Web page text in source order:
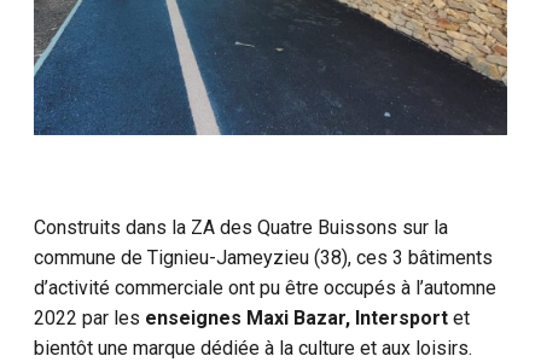
Construits dans la ZA des Quatre Buissons sur la
commune de Tignieu-Jameyzieu (38), ces 3 bâtiments
d’activité commerciale ont pu être occupés à l’automne
2022 par les enseignes Maxi Bazar, Intersport et
bientôt une marque dédiée à la culture et aux loisirs.